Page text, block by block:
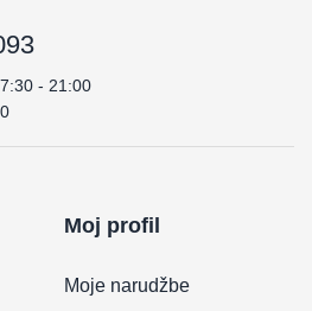
- 21:00
Moj profil
Moje narudžbe